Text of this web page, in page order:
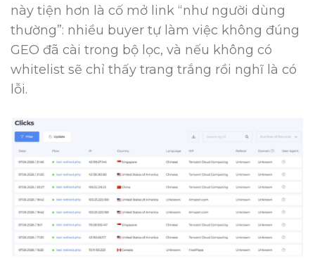
này tiện hơn là cố mở link “như người dùng
thường”: nhiều buyer tự làm việc không đúng
GEO đã cài trong bộ lọc, và nếu không có
whitelist sẽ chỉ thấy trang trắng rồi nghĩ là có
lỗi.